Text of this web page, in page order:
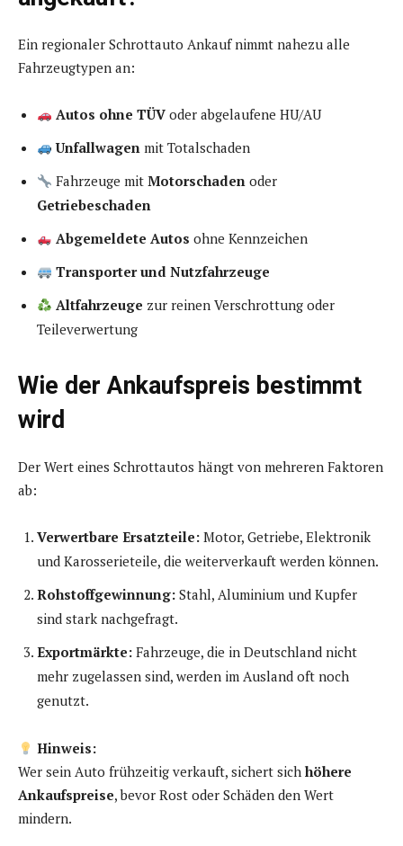
Ein regionaler Schrottauto Ankauf nimmt nahezu alle
Fahrzeugtypen an:
Autos ohne TÜV oder abgelaufene HU/AU
Unfallwagen mit Totalschaden
Fahrzeuge mitMotorschaden oder
Getriebeschaden
Abgemeldete Autos ohne Kennzeichen
Transporter und Nutzfahrzeuge
Altfahrzeuge zur reinen Verschrottung oder
Teileverwertung
Wie der Ankaufspreis bestimmt
wird
Der Wert eines Schrottautos hängt von mehreren Faktoren
ab:
Verwertbare Ersatzteile: Motor, Getriebe, Elektronik
und Karosserieteile, die weiterverkauft werden können.
Rohstoffgewinnung: Stahl, Aluminium und Kupfer
sind stark nachgefragt.
Exportmärkte: Fahrzeuge, die in Deutschland nicht
mehr zugelassen sind, werden im Ausland oft noch
genutzt.
Hinweis:
Wer sein Auto frühzeitig verkauft, sichert sich höhere
Ankaufspreise, bevor Rost oder Schäden den Wert
mindern.